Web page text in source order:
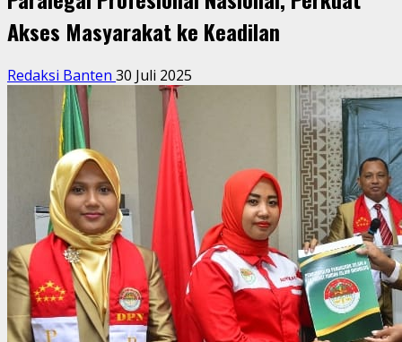
Akses Masyarakat ke Keadilan
Redaksi Banten 30 Juli 2025